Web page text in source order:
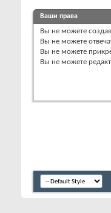
Ваши права
Вы не можете
Вы не можете
Вы не можете
Вы не можете